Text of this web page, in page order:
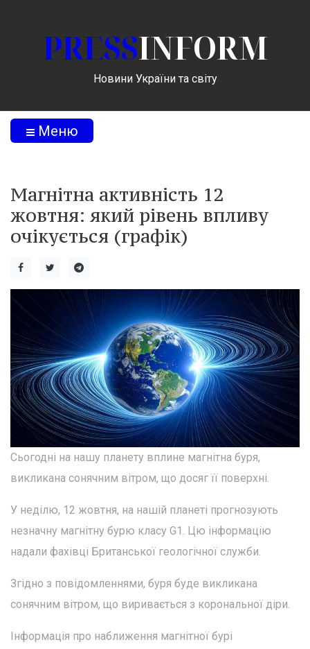
PRESSINFORM
Новини України та світу
Меню
Магнітна активність 12
жовтня: який рівень впливу
очікується (графік)
Сьогодні на нашу планету вплине магнітна буря,
викликана сонячним вітром, що досяг її поверхні.
У неділю, 12 жовтня, на нашій планеті прогнозують
незначну магнітну бурю класу G1. Цю інформацію
надали фахівці Британської геологічної служби.
Згідно з повідомленнями, буря буде викликана
сонячним вітром, що виривається з корональної діри.
Інформація про наближення магнітної бурі